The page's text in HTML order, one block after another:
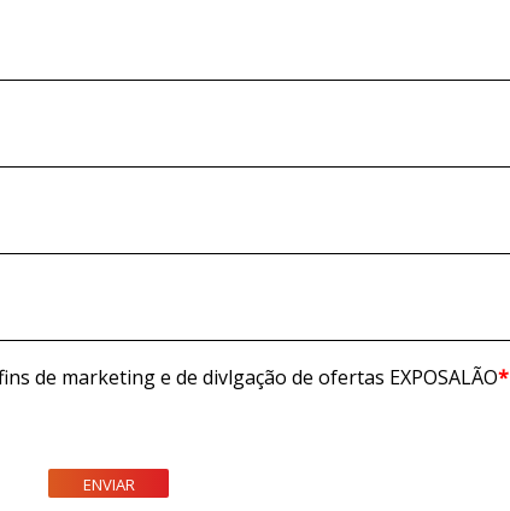
de marketing e de divlgação de ofertas EXPOSALÃO*
ENVIAR